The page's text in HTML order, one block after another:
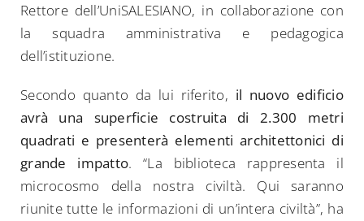
Rettore dell’UniSALESIANO, in collaborazione con
la squadra amministrativa e pedagogica
dell’istituzione.
Secondo quanto da lui riferito, il nuovo edificio
avrà una superficie costruita di 2.300 metri
quadrati e presenterà elementi architettonici di
grande impatto. “La biblioteca rappresenta il
microcosmo della nostra civiltà. Qui saranno
riunite tutte le informazioni di un’intera civiltà”, ha